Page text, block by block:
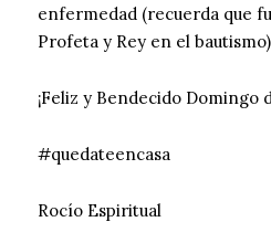
enfermedad (recuerda que
Profeta y Rey en el
¡Feliz y Bendecido Domingo
#quedateencasa
Rocío Espiritual